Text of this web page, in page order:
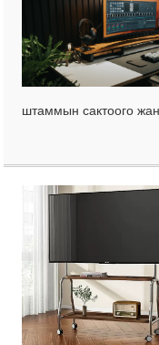
штаммын сактоого
Сурам тапшырыңыз